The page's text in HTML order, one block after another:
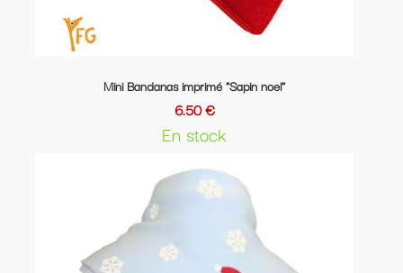
Mini Bandanas imprimé "Sapin noel"
6.50 €
En stock